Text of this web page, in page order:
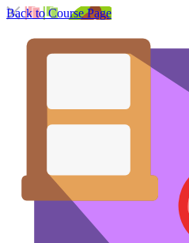
Back to Course Page